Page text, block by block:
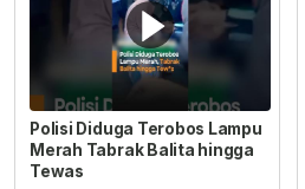
Polisi Diduga Terobos Lampu
Merah Tabrak Balita hingga
Tewas